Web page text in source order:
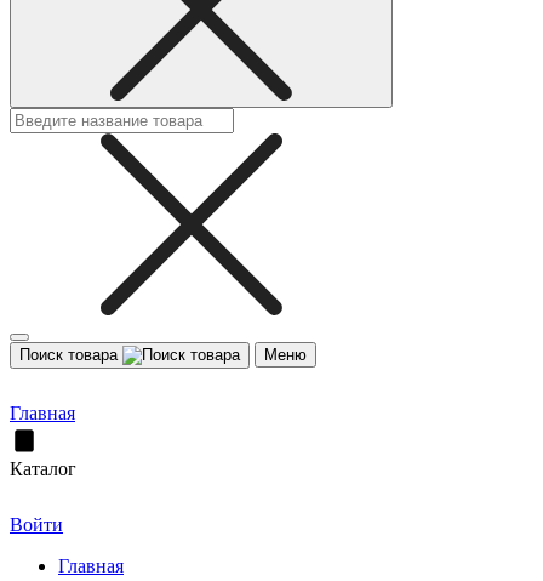
Поиск товара Меню
Главная
Каталог
Войти
Главная